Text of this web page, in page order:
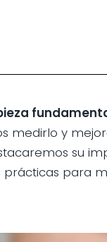
y
su
para